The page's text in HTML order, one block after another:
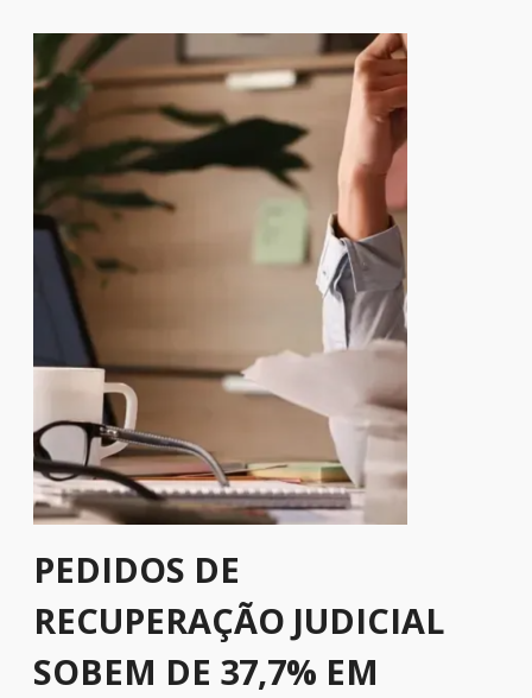
PEDIDOS DE
RECUPERAÇÃO JUDICIAL
SOBEM DE 37,7% EM